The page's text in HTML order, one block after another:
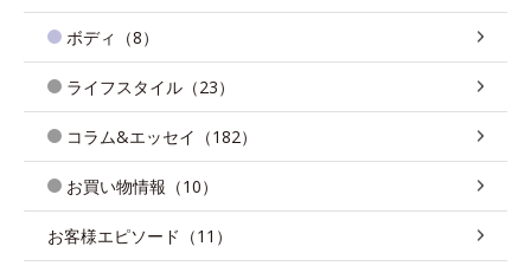
ボディ（8）
ライフスタイル（23）
コラム&エッセイ（182）
お買い物情報（10）
お客様エピソード（11）